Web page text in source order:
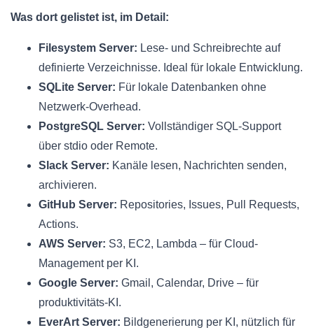
Was dort gelistet ist, im Detail:
Filesystem Server: Lese- und Schreibrechte auf
definierte Verzeichnisse. Ideal für lokale Entwicklung.
SQLite Server: Für lokale Datenbanken ohne
Netzwerk-Overhead.
PostgreSQL Server: Vollständiger SQL-Support
über stdio oder Remote.
Slack Server: Kanäle lesen, Nachrichten senden,
archivieren.
GitHub Server: Repositories, Issues, Pull Requests,
Actions.
AWS Server: S3, EC2, Lambda – für Cloud-
Management per KI.
Google Server: Gmail, Calendar, Drive – für
produktivitäts-KI.
EverArt Server: Bildgenerierung per KI, nützlich für